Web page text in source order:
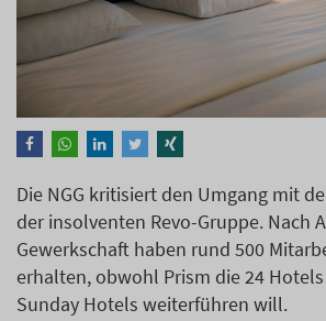
Die NGG kritisiert den Umgang mit
der insolventen Revo-Gruppe. Nach
Gewerkschaft haben rund 500
erhalten, obwohl Prism die 24
Sunday Hotels weiterführen will.